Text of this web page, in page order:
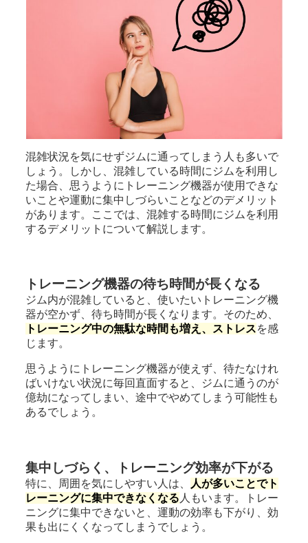
混雑状況を気にせずジムに通ってしまう人も多いで
しょう。しかし、混雑している時間にジムを利用し
た場合、思うようにトレーニング機器が使用できな
いことや運動に集中しづらいことなどのデメリット
があります。ここでは、混雑する時間にジムを利用
するデメリットについて解説します。
トレーニング機器の待ち時間が長くなる
ジム内が混雑していると、使いたいトレーニング機
器が空かず、待ち時間が長くなります。そのため、
トレーニング中の無駄な時間も増え、ストレスを感
じます。
思うようにトレーニング機器が使えず、待たなけれ
ばいけない状況に毎回直面すると、ジムに通うのが
億劫になってしまい、途中でやめてしまう可能性も
あるでしょう。
集中しづらく、トレーニング効率が下がる
特に、周囲を気にしやすい人は、
人が多いことでト
レーニングに集中できなくなる 人もいます。トレー
ニングに集中できないと、運動の効率も下がり、効
果も出にくくなってしまうでしょう。